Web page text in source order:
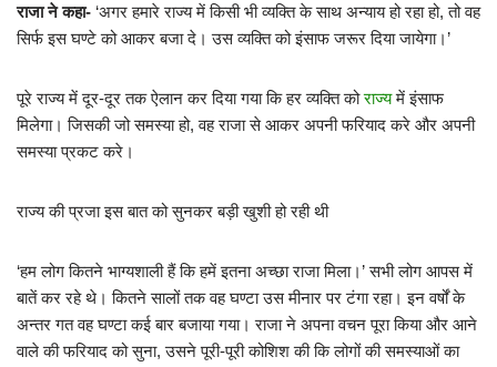
राजा ने कहा- ‘अगर हमारे राज्य में किसी भी व्यक्ति के साथ अन्याय हो रहा हो, तो वह
सिर्फ इस घण्टे को आकर बजा दे। उस व्यक्ति को इंसाफ जरूर दिया जायेगा।’
पूरे राज्य में दूर-दूर तक ऐलान कर दिया गया कि हर व्यक्ति कोराज्यमें इंसाफ
मिलेगा। जिसकी जो समस्या हो, वह राजा से आकर अपनी फरियाद करे और अपनी
समस्या प्रकट करे।
राज्य की प्रजा इस बात को सुनकर बड़ी खुशी हो रही थी
‘हम लोग कितने भाग्यशाली हैं कि हमें इतना अच्छा राजा मिला।’ सभी लोग आपस में
बातें कर रहे थे। कितने सालों तक वह घण्टा उस मीनार पर टंगा रहा। इन वर्षों के
अन्तर गत वह घण्टा कई बार बजाया गया। राजा ने अपना वचन पूरा किया और आने
वाले की फरियाद को सुना, उसने पूरी-पूरी कोशिश की कि लोगों की समस्याओं का